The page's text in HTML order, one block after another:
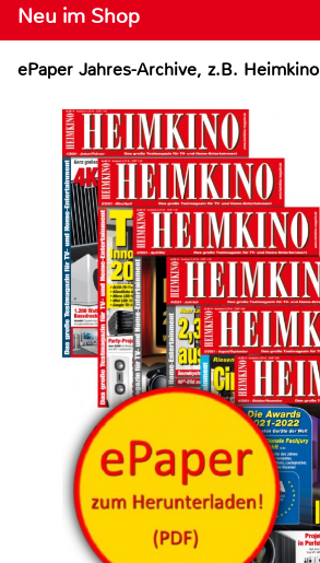
Neu im Shop
ePaper Jahres-Archive, z.B. Heimkino